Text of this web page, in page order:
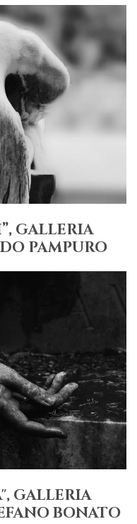
GALLERIA
PAMPURO
GALLERIA
BONATO